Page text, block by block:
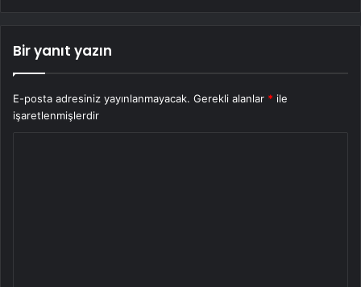
Bir yanıt yazın
E-posta adresiniz yayınlanmayacak. Gerekli alanlar * ile
işaretlenmişlerdir